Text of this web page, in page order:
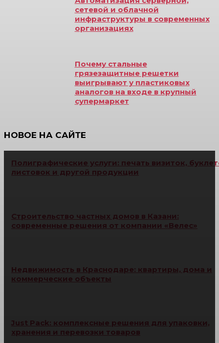
сетевой и облачной
инфраструктуры в современных
организациях
Почему стальные
грязезащитные решетки
выигрывают у пластиковых
аналогов на входе в крупный
супермаркет
НОВОЕ НА САЙТЕ
Полиграфические услуги: печать визиток,
листовок и другой продукции
Строительство частных домов в Казани:
современные решения от компании «Велес»
Недвижимость в Краснодаре: квартиры, дома и
коммерческие объекты
Just Pack: комплексные решения для упаковки,
хранения и перевозки товаров